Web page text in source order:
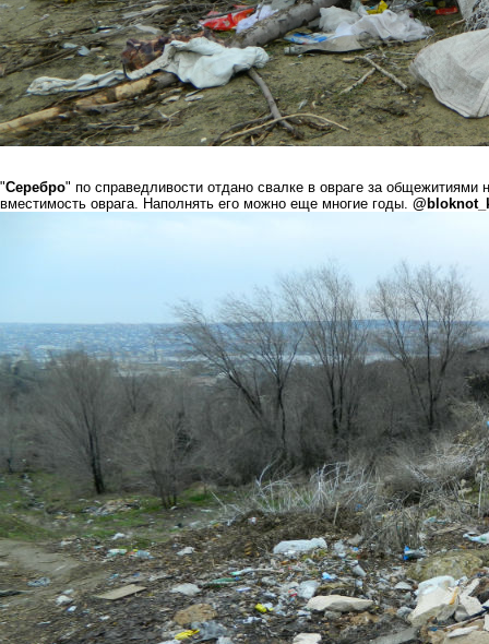
"Серебро" по справедливости отдано свалке в овраге за
вместимость оврага. Наполнять его можно еще многие годы.